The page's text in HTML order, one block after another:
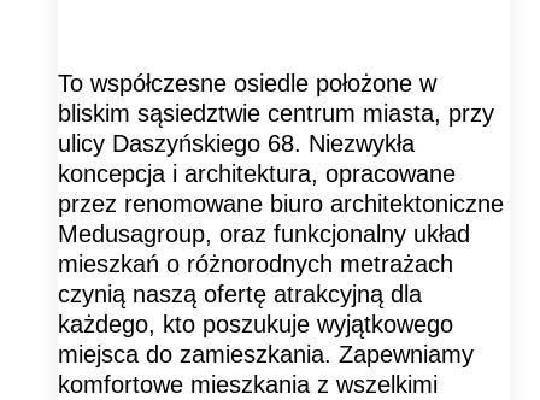
To współczesne osiedle położone w
bliskim sąsiedztwie centrum miasta, przy
ulicy Daszyńskiego 68. Niezwykła
koncepcja i architektura, opracowane
przez renomowane biuro architektoniczne
Medusagroup, oraz funkcjonalny układ
mieszkań o różnorodnych metrażach
czynią naszą ofertę atrakcyjną dla
każdego, kto poszukuje wyjątkowego
miejsca do zamieszkania. Zapewniamy
komfortowe mieszkania z wszelkimi